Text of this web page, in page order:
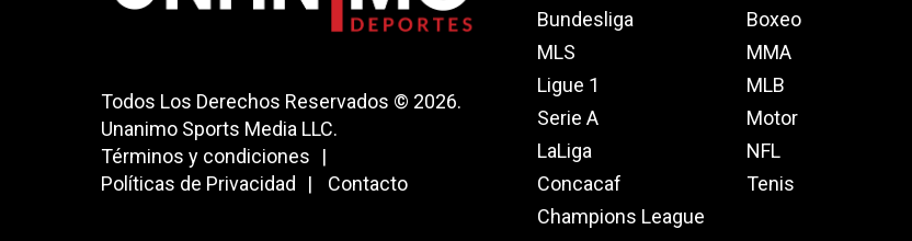
Todos Los Derechos Reservados © 2026.
Unanimo Sports Media LLC.
Términos y condiciones
Políticas de Privacidad
Contacto
Bundesliga
MLS
Ligue 1
Serie A
LaLiga
Concacaf
Champions League
Boxeo
MMA
MLB
Motor
NFL
Tenis